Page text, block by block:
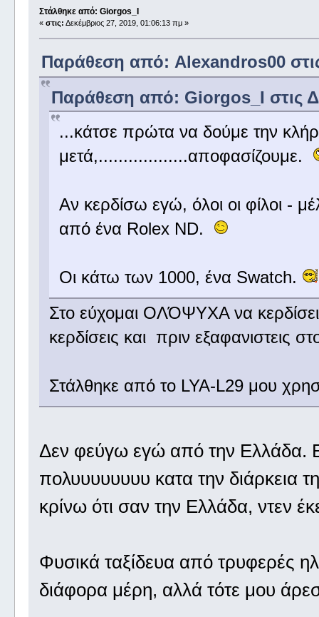
Στάλθηκε από: Giorgos_I
« στις: Δεκέμβριος 27, 2019, 01:06:13 πμ »
Παράθεση από: Alexandros00
Παράθεση από: Giorgos_I στις
...κάτσε πρώτα να δούμε την
μετά,..................αποφασίζουμε.
Αν κερδίσω εγώ, όλοι οι φίλοι -
από ένα Rolex ND.
Οι κάτω των 1000, ένα Swatch.
Στο εύχομαι ΟΛΌΨΥΧΑ να
κερδίσεις και πριν εξαφανιστεις
Στάλθηκε από το LYA-L29 μου
Δεν φεύγω εγώ από την Ελλάδα.
πολυυυυυυυυ κατα την διάρκεια
κρίνω ότι σαν την Ελλάδα, ντεν
Φυσικά ταξίδευα από τρυφερές
διάφορα μέρη, αλλά τότε μου